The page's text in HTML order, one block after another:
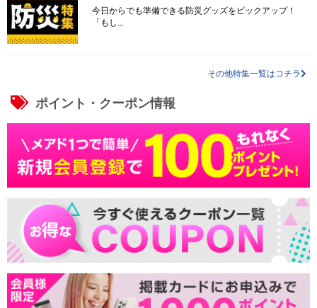
今日からでも準備できる防災グッズをピックアップ！
「もし...
その他特集一覧はコチラ
ポイント・クーポン情報